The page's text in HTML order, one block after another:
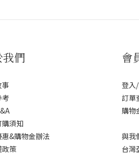
們
考
須知
&購物金辦法
策
會
登入
訂單
購物
與我
台灣